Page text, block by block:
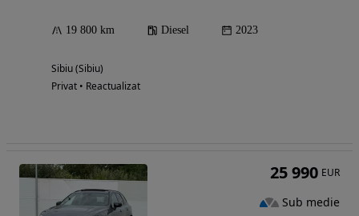
19 800 km Diesel 2023
Sibiu (Sibiu)
Privat • Reactualizat
25 990 EUR
Sub medie